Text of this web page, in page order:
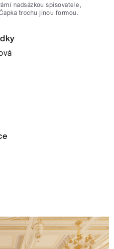
nadsázkou spisovatele,
trochu jinou formou.